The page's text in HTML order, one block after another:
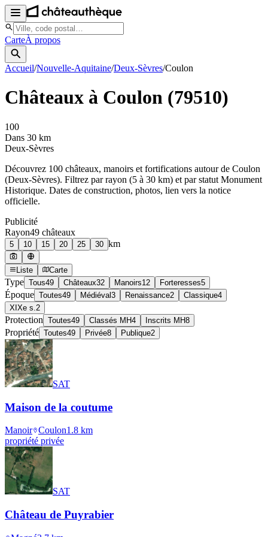
CarteÀ propos
Accueil/Nouvelle-Aquitaine/Deux-Sèvres/Coulon
Châteaux à Coulon (79510)
100
Dans 30 km
Deux-Sèvres
Découvrez 100 châteaux, manoirs et fortifications autour de Coulon
(Deux-Sèvres). Filtrez par rayon (5 à 30 km) et par statut Monument
Historique. Dates de construction, photos, lien vers la notice
officielle.
Publicité
Rayon49 châteaux
5 10 15 20 25 30 km
Liste Carte
Type Tous49 Châteaux32 Manoirs12 Forteresses5
Époque Toutes49 Médiéval 3 Renaissance2 Classique4
XIXe s. 2
Protection Toutes49 Classés MH4 Inscrits MH8
Propriété Toutes49 Privée8 Publique2
SAT
Maison de la coutume
Manoir Coulon1.8 km
propriété privée
SAT
Château de Puyrabier